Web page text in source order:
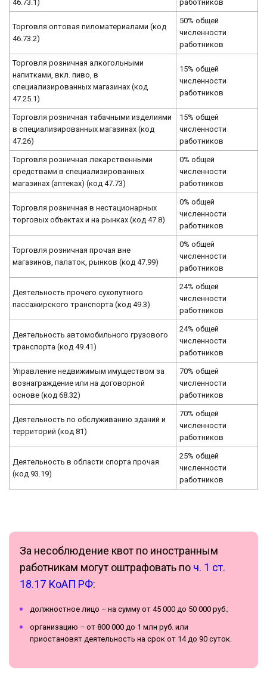
46.73.1) работников
Торговля оптовая пиломатериалами (код
46.73.2)
50% общей
численности
работников
Торговля розничная алкогольными
напитками, вкл. пиво, в
специализированных магазинах (код
47.25.1)
15% общей
численности
работников
Торговля розничная табачными изделиями
в специализированных магазинах (код
47.26)
15% общей
численности
работников
Торговля розничная лекарственными
средствами в специализированных
магазинах (аптеках) (код 47.73)
0% общей
численности
работников
Торговля розничная в нестационарных
торговых объектах и на рынках (код 47.8)
0% общей
численности
работников
Торговля розничная прочая вне
магазинов, палаток, рынков (код 47.99)
0% общей
численности
работников
Деятельность прочего сухопутного
пассажирского транспорта (код 49.3)
24% общей
численности
работников
Деятельность автомобильного грузового
транспорта (код 49.41)
24% общей
численности
работников
Управление недвижимым имуществом за
вознаграждение или на договорной
основе (код 68.32)
70% общей
численности
работников
Деятельность по обслуживанию зданий и
территорий (код 81)
70% общей
численности
работников
Деятельность в области спорта прочая
(код 93.19)
25% общей
численности
работников
За несоблюдение квот по иностранным
работникам могут оштрафовать по ч. 1 ст.
18.17 КоАП РФ:
должностное лицо – на сумму от 45 000 до 50 000 руб.;
организацию – от 800 000 до 1 млн руб. или
приостановят деятельность на срок от 14 до 90 суток.